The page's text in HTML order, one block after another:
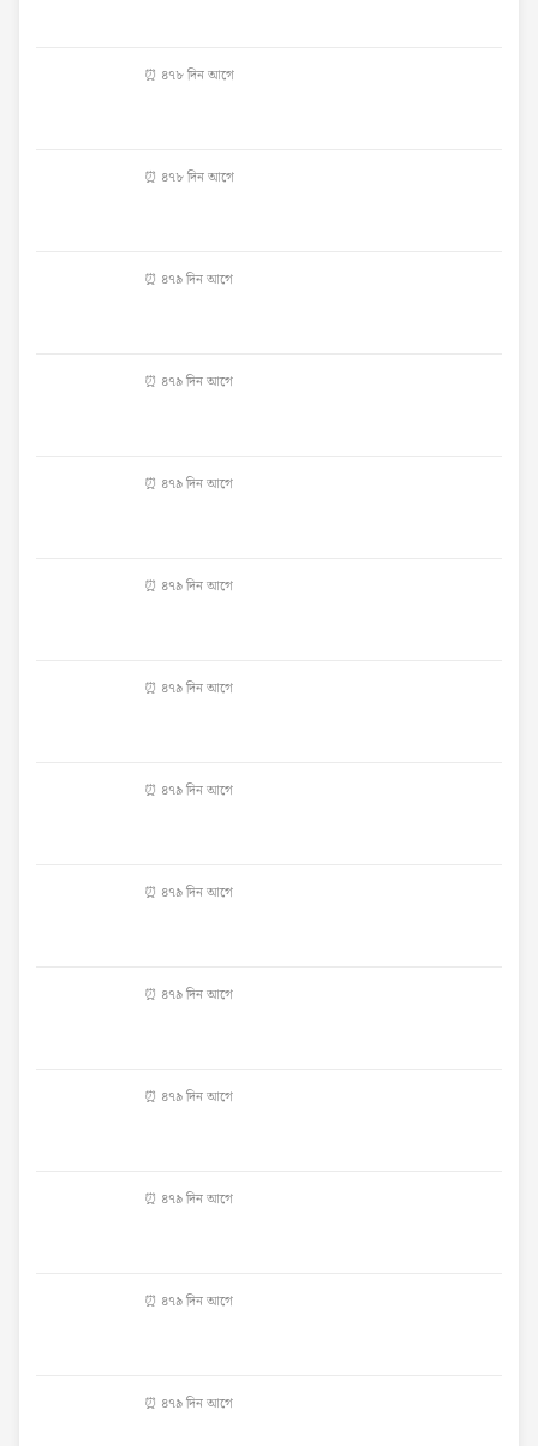
⏰ ৪৭৮ দিন আগে
⏰ ৪৭৮ দিন আগে
⏰ ৪৭৯ দিন আগে
⏰ ৪৭৯ দিন আগে
⏰ ৪৭৯ দিন আগে
⏰ ৪৭৯ দিন আগে
⏰ ৪৭৯ দিন আগে
⏰ ৪৭৯ দিন আগে
⏰ ৪৭৯ দিন আগে
⏰ ৪৭৯ দিন আগে
⏰ ৪৭৯ দিন আগে
⏰ ৪৭৯ দিন আগে
⏰ ৪৭৯ দিন আগে
⏰ ৪৭৯ দিন আগে